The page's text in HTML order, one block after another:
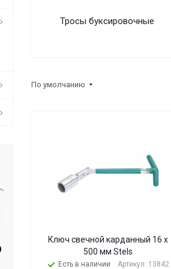
Тросы буксировочные
По умолчанию
Ключ свечной карданный 16 х
500 мм Stels
Есть в наличии Артикул: 13842